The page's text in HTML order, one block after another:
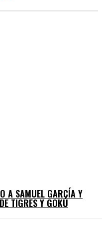
A SAMUEL GARCÍA Y
TIGRES Y GOKÚ